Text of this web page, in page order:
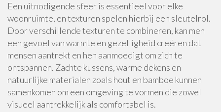
Een uitnodigende sfeer is essentieel voor elke
woonruimte, en texturen spelen hierbij een sleutelrol.
Door verschillende texturen te combineren, kan men
een gevoel van warmte en gezelligheid creëren dat
mensen aantrekt en hen aanmoedigt om zich te
ontspannen. Zachte kussens, warme dekens en
natuurlijke materialen zoals hout en bamboe kunnen
samenkomen om een omgeving te vormen die zowel
visueel aantrekkelijk als comfortabel is.